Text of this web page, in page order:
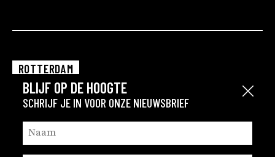
Sluit
BLIJF OP DE HOOGTE
SCHRIJF JE IN VOOR ONZE NIEUWSBRIEF
ROTTERDAM
EINDHOVEN
GRONINGEN